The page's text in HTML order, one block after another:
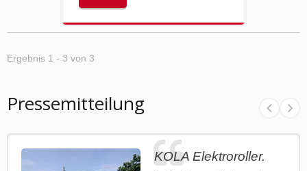
Ergebnis 1 - 3 von 3
Pressemitteilung
KOLA Elektroroller.